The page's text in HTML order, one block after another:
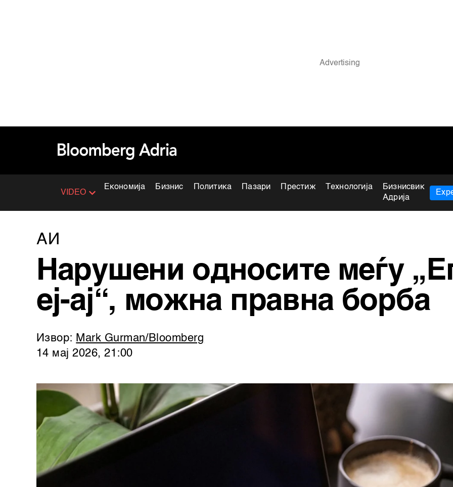
VIDEO
Економија Бизнис Политика Пазари Престиж Технологија
Бизнисвик
Адрија
АИ
Нарушени односите меѓу
еј-ај“, можна правна борба
Извор: Mark Gurman/Bloomberg
14 мај 2026, 21:00